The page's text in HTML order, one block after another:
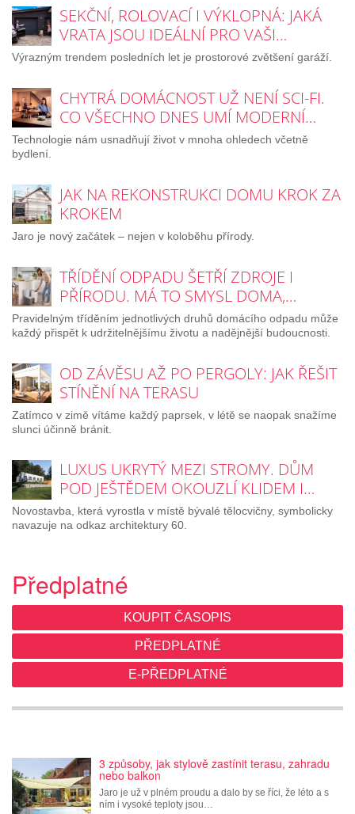
SEKČNÍ, ROLOVACÍ I VÝKLOPNÁ: JAKÁ
VRATA JSOU IDEÁLNÍ PRO VAŠI…
Výrazným trendem posledních let je prostorové zvětšení garáží.
CHYTRÁ DOMÁCNOST UŽ NENÍ SCI-FI.
CO VŠECHNO DNES UMÍ MODERNÍ…
Technologie nám usnadňují život v mnoha ohledech včetně
bydlení.
JAK NA REKONSTRUKCI DOMU KROK ZA
KROKEM
Jaro je nový začátek – nejen v koloběhu přírody.
TŘÍDĚNÍ ODPADU ŠETŘÍ ZDROJE I
PŘÍRODU. MÁ TO SMYSL DOMA,…
Pravidelným tříděním jednotlivých druhů domácího odpadu může
každý přispět k udržitelnějšímu životu a nadějnější budoucnosti.
OD ZÁVĚSU AŽ PO PERGOLY: JAK ŘEŠIT
STÍNĚNÍ NA TERASU
Zatímco v zimě vítáme každý paprsek, v létě se naopak snažíme
slunci účinně bránit.
LUXUS UKRYTÝ MEZI STROMY. DŮM
POD JEŠTĚDEM OKOUZLÍ KLIDEM I…
Novostavba, která vyrostla v místě bývalé tělocvičny, symbolicky
navazuje na odkaz architektury 60.
Předplatné
KOUPIT ČASOPIS
PŘEDPLATNÉ
E-PŘEDPLATNÉ
3 způsoby, jak stylově zastínit terasu, zahradu
nebo balkon
Jaro je už v plném proudu a dalo by se říci, že léto a s
ním i vysoké teploty jsou…